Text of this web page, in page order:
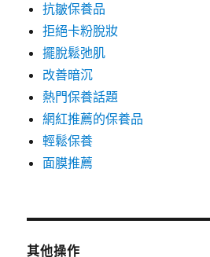
抗皺保養品
拒絕卡粉脫妝
擺脫鬆弛肌
改善暗沉
熱門保養話題
網紅推薦的保養品
輕鬆保養
面膜推薦
其他操作